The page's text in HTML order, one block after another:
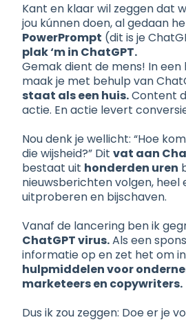
Kant en klaar wil zeggen dat
jou kúnnen doen, al gedaan
PowerPrompt (dit is je
plak ‘m in ChatGPT.
Gemak dient de mens! In
maak je met behulp van
staat als een huis.Content
actie. En actie levert
Nou denk je wellicht: “Hoe
die wijsheid?” Dit vat aan
bestaat uit honderden uren
nieuwsberichten volgen, heel
uitproberen en bijschaven.
Vanaf de lancering ben ik
ChatGPT virus.Als een
informatie op en zet het om in
hulpmiddelen voor
marketeers en copywriters.
Dus ik zou zeggen: Doe er je